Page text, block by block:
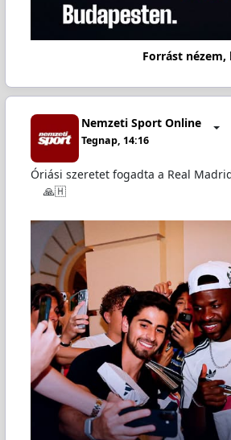
Forrást
Nemzeti Sport Online
Tegnap, 14:16
Óriási szeretet fogadta a Real
🙏🇭